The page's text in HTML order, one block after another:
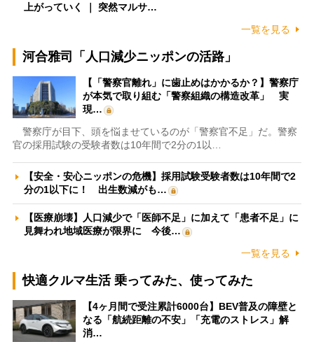
上がっていく ｜ 突然マルサ…
一覧を見る
河合雅司「人口減少ニッポンの活路」
【「警察官離れ」に歯止めはかかるか？】警察庁
が本気で取り組む「警察組織の構造改革」 実
現…
警察庁が目下、頭を悩ませているのが「警察官不足」だ。警察
官の採用試験の受験者数は10年間で2分の1以…
【安全・安心ニッポンの危機】採用試験受験者数は10年間で2
分の1以下に！ 出生数減がも…
【医療崩壊】人口減少で「医師不足」に加えて「患者不足」に
見舞われ地域医療が限界に 今後…
一覧を見る
快適クルマ生活 乗ってみた、使ってみた
【4ヶ月間で受注累計6000台】BEV普及の障壁と
なる「航続距離の不安」「充電のストレス」解
消…